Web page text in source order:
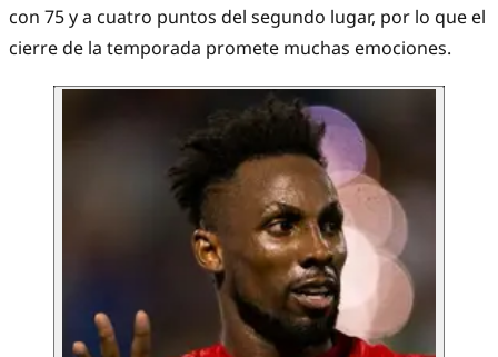
con 75 y a cuatro puntos del segundo lugar, por lo que el
cierre de la temporada promete muchas emociones.